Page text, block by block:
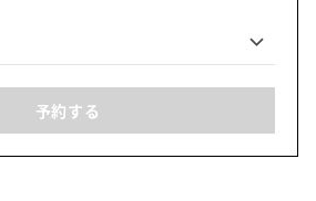
予約する